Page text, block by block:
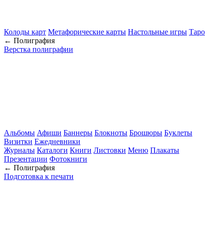
Колоды карт Метафорические карты Настольные игры Таро
← Полиграфия
Верстка полиграфии
Альбомы Афиши Баннеры Блокноты Брошюры Буклеты
Визитки Ежедневники
Журналы Каталоги Книги Листовки Меню Плакаты
Презентации Фотокниги
← Полиграфия
Подготовка к печати